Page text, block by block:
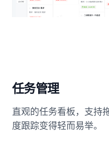
任务管理
直观的任务看板，支持
度跟踪变得轻而易举。